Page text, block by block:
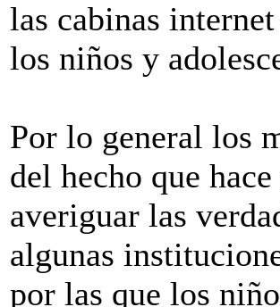
las cabinas
los niños y
Por lo general los
del hecho que
averiguar las
algunas
por las que los